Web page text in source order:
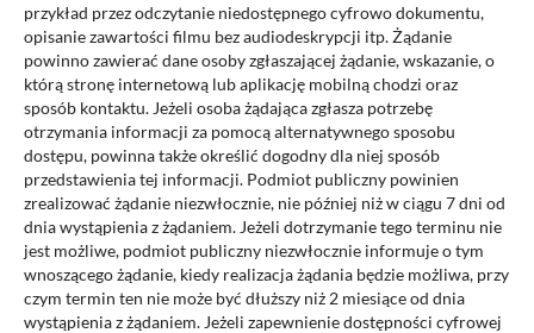
przykład przez odczytanie niedostępnego cyfrowo dokumentu,
opisanie zawartości filmu bez audiodeskrypcji itp. Żądanie
powinno zawierać dane osoby zgłaszającej żądanie, wskazanie, o
którą stronę internetową lub aplikację mobilną chodzi oraz
sposób kontaktu. Jeżeli osoba żądająca zgłasza potrzebę
otrzymania informacji za pomocą alternatywnego sposobu
dostępu, powinna także określić dogodny dla niej sposób
przedstawienia tej informacji. Podmiot publiczny powinien
zrealizować żądanie niezwłocznie, nie później niż w ciągu 7 dni od
dnia wystąpienia z żądaniem. Jeżeli dotrzymanie tego terminu nie
jest możliwe, podmiot publiczny niezwłocznie informuje o tym
wnoszącego żądanie, kiedy realizacja żądania będzie możliwa, przy
czym termin ten nie może być dłuższy niż 2 miesiące od dnia
wystąpienia z żądaniem. Jeżeli zapewnienie dostępności cyfrowej